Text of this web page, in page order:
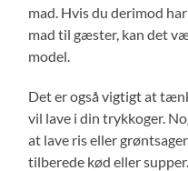
mad. Hvis du derimod
mad til gæster, kan det
model.
Det er også vigtigt at
vil lave i din trykkoger.
at lave ris eller
tilberede kød eller